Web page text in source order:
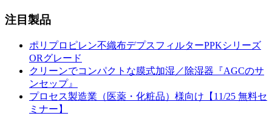
注目製品
ポリプロピレン不織布デプスフィルターPPKシリーズ
ORグレード
クリーンでコンパクトな膜式加湿／除湿器『AGCのサ
ンセップ』
プロセス製造業（医薬・化粧品）様向け【11/25 無料セ
ミナー】